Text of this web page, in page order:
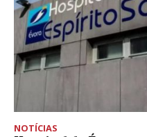
NOTÍCIAS